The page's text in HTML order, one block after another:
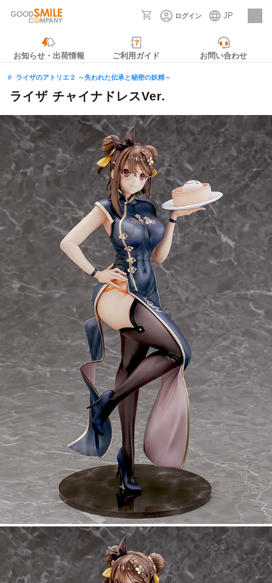
ログイン JP
採用情報
お知らせ・出荷情報 ご利用ガイド お問い合わせ
ライザのアトリエ２ ～失われた伝承と秘密の妖精～
ライザ チャイナドレスVer.